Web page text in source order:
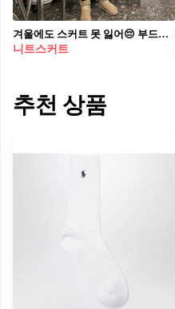
겨울에도 스커트 못 잃어😔 부드럽고 신축성 있는 맥시한 니트 스커트로 즐겨봐🤎❄️
니트스커트
추천 상품